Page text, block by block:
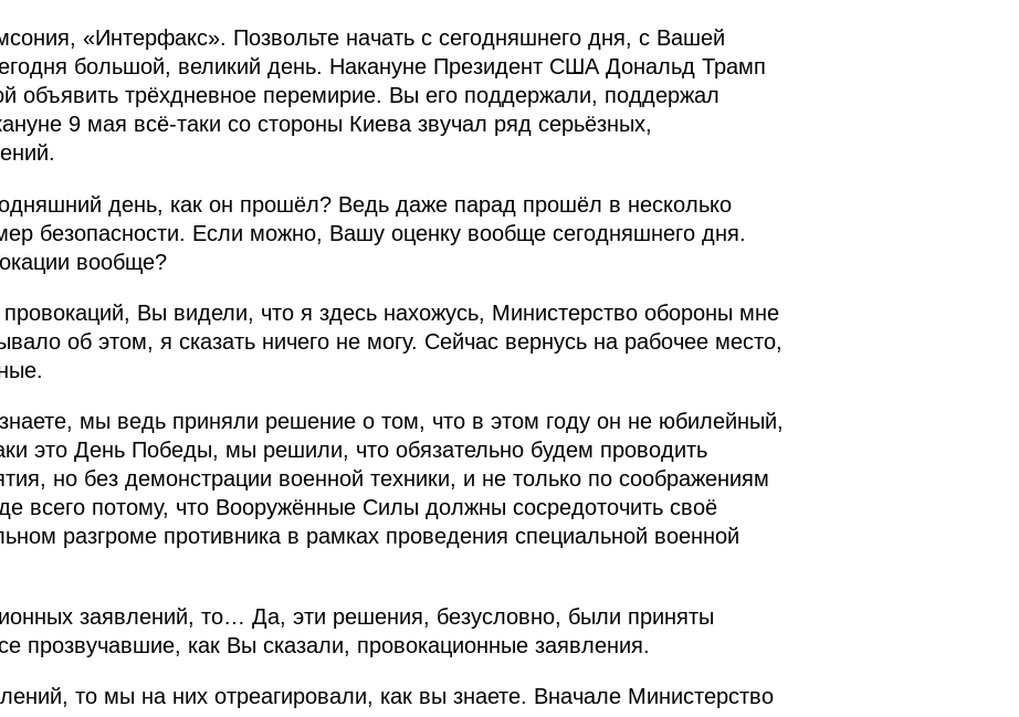
«Интерфакс». Позвольте начать с сегодняшнего дня, с Вашей
большой, великий день. Накануне Президент США Дональд Трамп
объявить трёхдневное перемирие. Вы его поддержали, поддержал
9 мая всё-таки со стороны Киева звучал ряд серьёзных,
день, как он прошёл? Ведь даже парад прошёл в несколько
безопасности. Если можно, Вашу оценку вообще сегодняшнего дня.
вообще?
провокаций, Вы видели, что я здесь нахожусь, Министерство обороны мне
об этом, я сказать ничего не могу. Сейчас вернусь на рабочее место,
мы ведь приняли решение о том, что в этом году он не юбилейный,
это День Победы, мы решили, что обязательно будем проводить
но без демонстрации военной техники, и не только по соображениям
всего потому, что Вооружённые Силы должны сосредоточить своё
разгроме противника в рамках проведения специальной военной
заявлений, то… Да, эти решения, безусловно, были приняты
прозвучавшие, как Вы сказали, провокационные заявления.
то мы на них отреагировали, как вы знаете. Вначале Министерство